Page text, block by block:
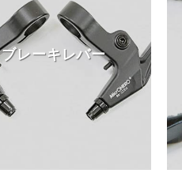
ブレーキレバー